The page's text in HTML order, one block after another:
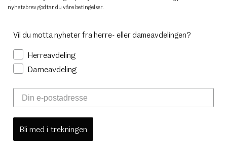
nyhetsbrev godtar du våre betingelser.
Vil du motta nyheter fra herre- eller dameavdelingen?
Herreavdeling
Dameavdeling
Bli med i trekningen